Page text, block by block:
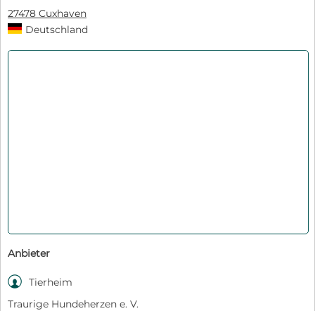
27478 Cuxhaven
Deutschland
Anbieter
 Tierheim
Traurige Hundeherzen e. V.